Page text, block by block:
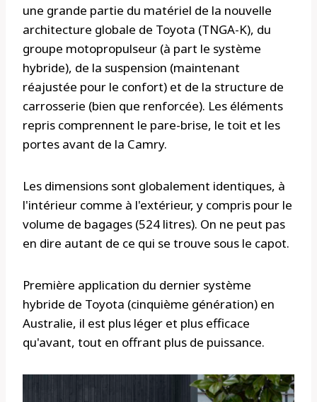
une grande partie du matériel de la nouvelle
architecture globale de Toyota (TNGA-K), du
groupe motopropulseur (à part le système
hybride), de la suspension (maintenant
réajustée pour le confort) et de la structure de
carrosserie (bien que renforcée). Les éléments
repris comprennent le pare-brise, le toit et les
portes avant de la Camry.
Les dimensions sont globalement identiques, à
l'intérieur comme à l'extérieur, y compris pour le
volume de bagages (524 litres). On ne peut pas
en dire autant de ce qui se trouve sous le capot.
Première application du dernier système
hybride de Toyota (cinquième génération) en
Australie, il est plus léger et plus efficace
qu'avant, tout en offrant plus de puissance.